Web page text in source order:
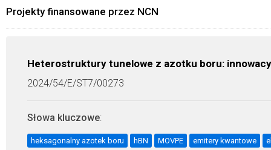
Projekty finansowane przez NCN
Heterostruktury tunelowe z azotku boru:
2024/54/E/ST7/00273
Słowa kluczowe:
heksagonalny azotek boru hBN MOVPE emitery kwantowe